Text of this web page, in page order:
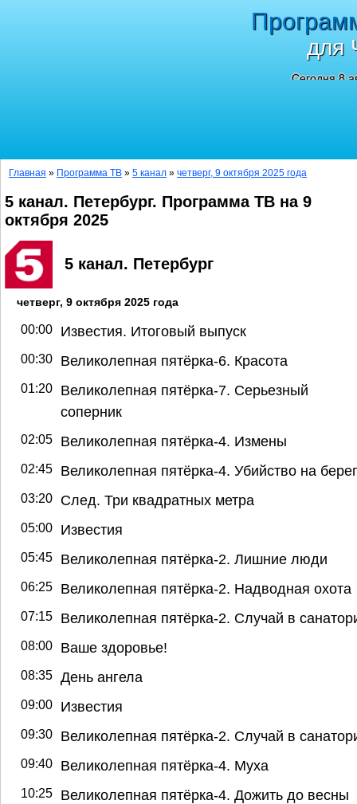
для
Сегодня 8
Главная » Программа ТВ » 5 канал » четверг, 9 октября 2025 года
5 канал. Петербург. Программа ТВ на 9
октября 2025
5 канал. Петербург
четверг, 9 октября 2025 года
00:00 Известия. Итоговый выпуск
00:30 Великолепная пятёрка-6. Красота
01:20
Великолепная пятёрка-7. Серьезный
соперник
02:05 Великолепная пятёрка-4. Измены
02:45 Великолепная пятёрка-4. Убийство на
03:20 След. Три квадратных метра
05:00 Известия
05:45 Великолепная пятёрка-2. Лишние люди
06:25 Великолепная пятёрка-2. Надводная охота
07:15 Великолепная пятёрка-2. Случай в
08:00 Ваше здоровье!
08:35 День ангела
09:00 Известия
09:30 Великолепная пятёрка-2. Случай в
09:40 Великолепная пятёрка-4. Муха
10:25 Великолепная пятёрка-4. Дожить до весны